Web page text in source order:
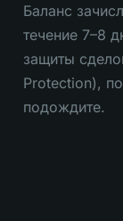
Баланс
течение 7–8
защиты
Protection),
подождите.